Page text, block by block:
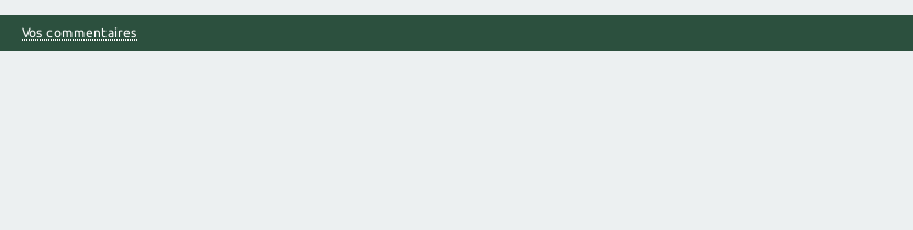
Vos commentaires